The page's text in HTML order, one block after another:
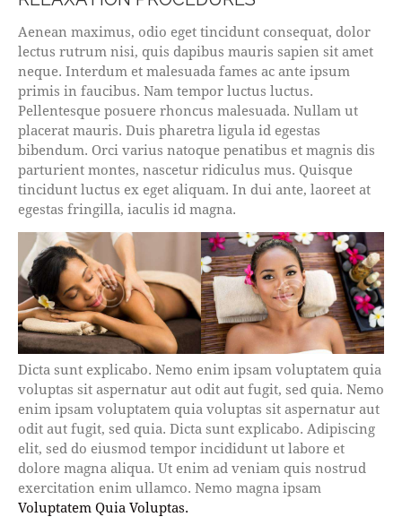
Aenean maximus, odio eget tincidunt consequat, dolor
lectus rutrum nisi, quis dapibus mauris sapien sit amet
neque. Interdum et malesuada fames ac ante ipsum
primis in faucibus. Nam tempor luctus luctus.
Pellentesque posuere rhoncus malesuada. Nullam ut
placerat mauris. Duis pharetra ligula id egestas
bibendum. Orci varius natoque penatibus et magnis dis
parturient montes, nascetur ridiculus mus. Quisque
tincidunt luctus ex eget aliquam. In dui ante, laoreet at
egestas fringilla, iaculis id magna.
Dicta sunt explicabo. Nemo enim ipsam voluptatem quia
voluptas sit aspernatur aut odit aut fugit, sed quia. Nemo
enim ipsam voluptatem quia voluptas sit aspernatur aut
odit aut fugit, sed quia. Dicta sunt explicabo. Adipiscing
elit, sed do eiusmod tempor incididunt ut labore et
dolore magna aliqua. Ut enim ad veniam quis nostrud
exercitation enim ullamco. Nemo magna ipsam
Voluptatem Quia Voluptas.